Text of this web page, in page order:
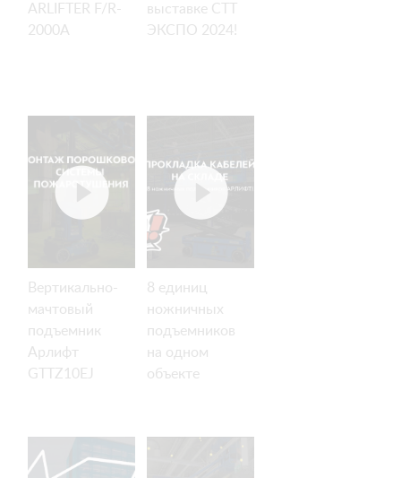
ARLIFTER F/R-
2000A
выставке СТТ
ЭКСПО 2024!
Вертикально-
мачтовый
подъемник
Арлифт
GTTZ10EJ
8 единиц
ножничных
подъемников
на одном
объекте